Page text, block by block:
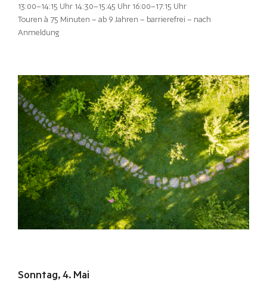
13:00–14:15 Uhr 14:30–15:45 Uhr 16:00–17:15 Uhr
Touren à 75 Minuten – ab 9 Jahren – barrierefrei – nach
Anmeldung
Sonntag, 4. Mai